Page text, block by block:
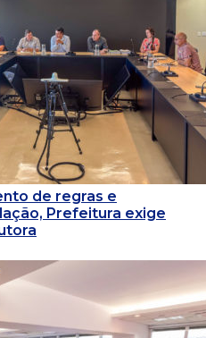
de regras e
Prefeitura exige